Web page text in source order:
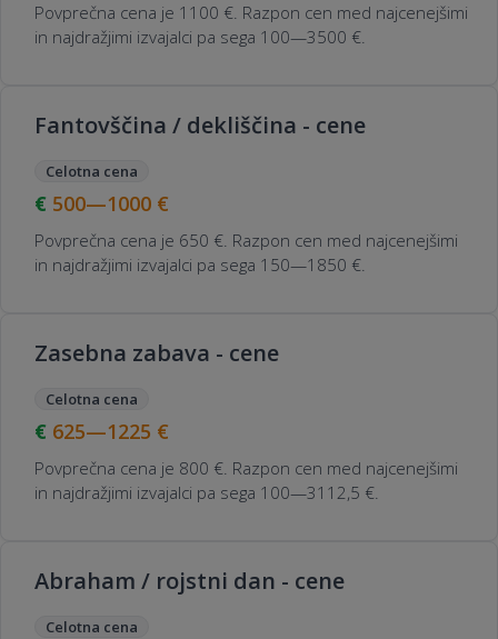
Povprečna cena je 1100 €. Razpon cen med najcenejšimi
in najdražjimi izvajalci pa sega 100—3500 €.
Fantovščina / dekliščina - cene
Celotna cena
500—1000 €
Povprečna cena je 650 €. Razpon cen med najcenejšimi
in najdražjimi izvajalci pa sega 150—1850 €.
Zasebna zabava - cene
Celotna cena
625—1225 €
Povprečna cena je 800 €. Razpon cen med najcenejšimi
in najdražjimi izvajalci pa sega 100—3112,5 €.
Abraham / rojstni dan - cene
Celotna cena